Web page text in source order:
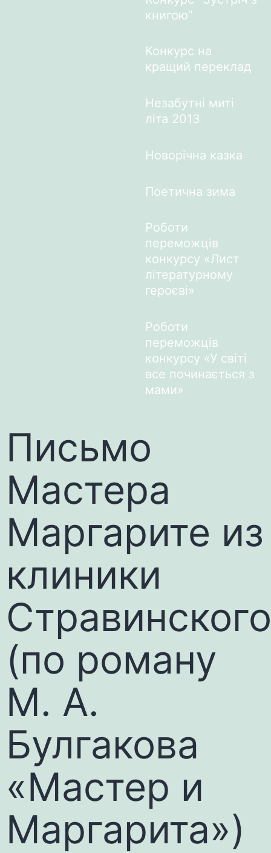
книгою”
Конкурс на
кращий переклад
Незабутні миті
літа 2013
Новорічна казка
Поетична зима
Роботи
переможців
конкурсу «Лист
літературному
героєві»
Роботи
переможців
конкурсу «У світі
все починається з
мами»
Письмо
Мастера
Маргарите из
клиники
Стравинского
(по роману
М. А.
Булгакова
«Мастер и
Маргарита»)